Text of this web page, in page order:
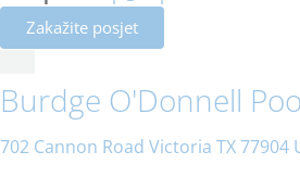
Zakažite posjet
Burdge O'Donnell
702 Cannon Road Victoria TX 77904